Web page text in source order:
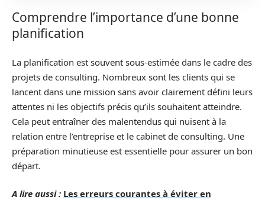
Comprendre l’importance d’une bonne
planification
La planification est souvent sous-estimée dans le cadre des
projets de consulting. Nombreux sont les clients qui se
lancent dans une mission sans avoir clairement défini leurs
attentes ni les objectifs précis qu’ils souhaitent atteindre.
Cela peut entraîner des malentendus qui nuisent à la
relation entre l’entreprise et le cabinet de consulting. Une
préparation minutieuse est essentielle pour assurer un bon
départ.
A lire aussi : Les erreurs courantes à éviter en